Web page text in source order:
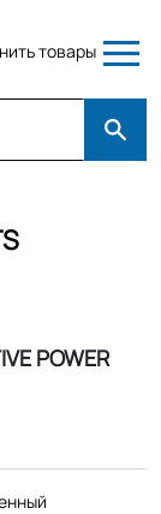
товары
POWER